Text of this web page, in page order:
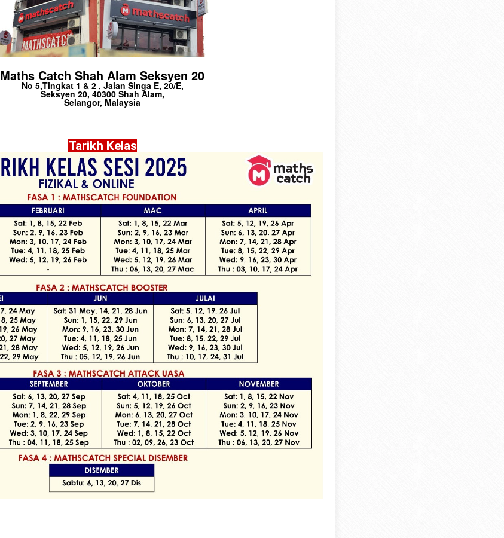
Maths Catch Shah Alam Seksyen 20
No 5,Tingkat 1 & 2 , Jalan Singa E, 20/E,
Seksyen 20, 40300 Shah Alam,
Selangor, Malaysia
Tarikh Kelas